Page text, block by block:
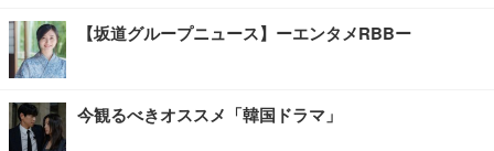
【坂道グループニュース】ーエンタメRBBー
今観るべきオススメ「韓国ドラマ」